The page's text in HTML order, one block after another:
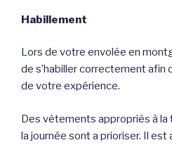
Habillement
Lors de votre envolée en
de s’habiller correctement afin
de votre expérience.
Des vêtements appropriés à
la journée sont a prioriser. Il